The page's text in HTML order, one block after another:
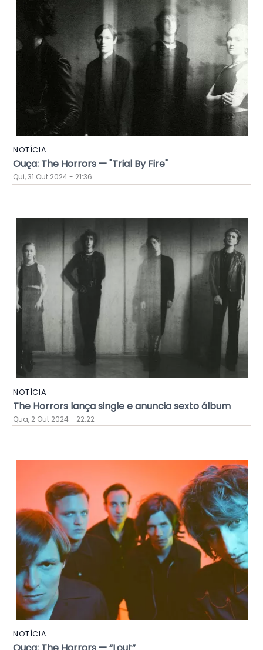
NOTÍCIA
Ouça: The Horrors — "Trial By Fire"
Qui, 31 Out 2024 - 21:36
NOTÍCIA
The Horrors lança single e anuncia sexto álbum
Qua, 2 Out 2024 - 22:22
NOTÍCIA